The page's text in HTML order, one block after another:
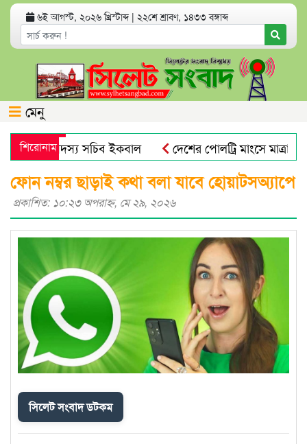
৬ই আগস্ট, ২০২৬ খ্রিস্টাব্দ | ২২শে শ্রাবণ, ১৪৩৩ বঙ্গাব্দ
মেনু
শিরোনাম
আবুল ও সদস্য সচিব ইকবাল
দেশের পোলট্রি মাংসে
সিলেটে ডিবি পুলিশ পরিচয়ে যুবককে
ফোন নম্বর ছাড়াই কথা বলা যাবে হোয়াটসঅ্যাপে
প্রকাশিত: ১০:২৩ অপরাহ্ণ, মে ২৯, ২০২৬
সিলেট সংবাদ ডটকম